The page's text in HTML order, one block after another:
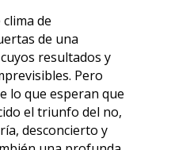
de
de una
resultados y
Pero
lo que esperan que
el triunfo del no,
desconcierto y